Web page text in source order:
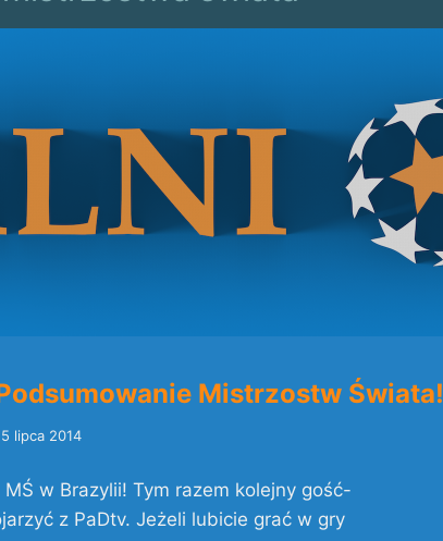
Mistrzostw Świata!
lipca 2014
w Brazylii! Tym razem kolejny gość-
z PaDtv. Jeżeli lubicie grać w gry